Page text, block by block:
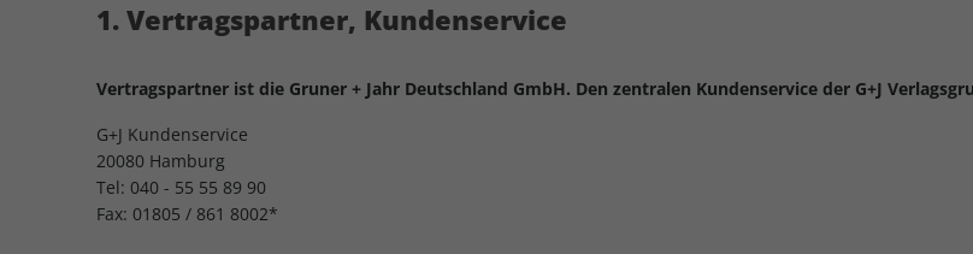
1. Vertragspartner, Kundenservice
Vertragspartner ist die Gruner + Jahr Deutschland GmbH. Den zentralen Kundenservice der G+J
G+J Kundenservice
20080 Hamburg
Tel: 040 - 55 55 89 90
Fax: 01805 / 861 8002*